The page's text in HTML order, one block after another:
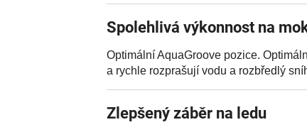
Spolehlivá výkonnost na
Optimální AquaGroove pozice.
a rychle rozprašují vodu a rozbředlý
Zlepšený záběr na ledu